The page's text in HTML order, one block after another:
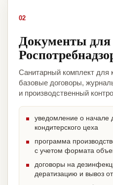
02
Документы для
Санитарный комплект для
базовые договоры,
и производственный
уведомление о начале
кондитерского цеха
программа
с учетом формата
договоры на
дератизацию и вывоз